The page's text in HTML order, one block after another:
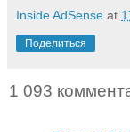
Inside AdSense at
Поделиться
1 093